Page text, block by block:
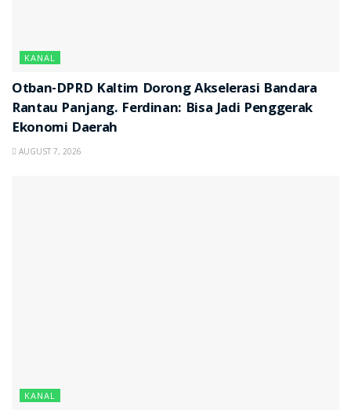
KANAL
Otban-DPRD Kaltim Dorong Akselerasi Bandara
Rantau Panjang. Ferdinan: Bisa Jadi Penggerak
Ekonomi Daerah
AUGUST 7, 2026
KANAL